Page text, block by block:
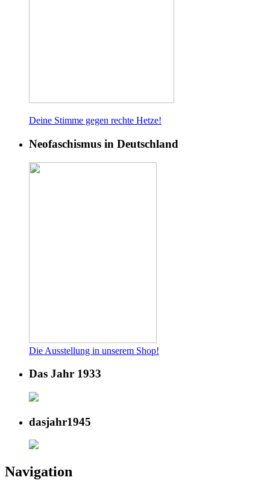
Deine Stimme gegen rechte Hetze!
Neofaschismus in Deutschland
Die Ausstellung in unserem Shop!
Das Jahr 1933
dasjahr1945
Navigation